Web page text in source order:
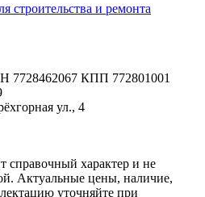
строительства и ремонта
КПП 772801001
ул., 4
справочный характер и не
Актуальные цены, наличие,
уточняйте при